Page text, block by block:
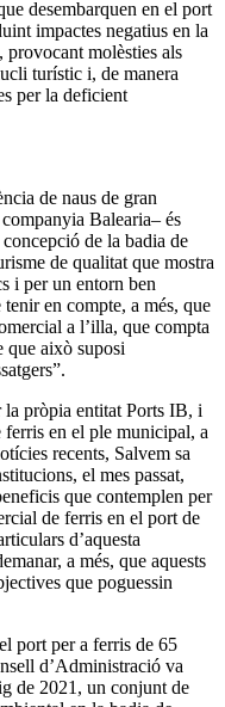
desembarquen en el port
impactes negatius en la
provocant molèsties als
turístic i, de manera
per la deficient
de naus de gran
Balearia– és
de la badia de
de qualitat que mostra
i per un entorn ben
en compte, a més, que
a l’illa, que compta
que això suposi
la pròpia entitat Ports IB, i
en el ple municipal, a
recents, Salvem sa
el mes passat,
que contemplen per
de ferris en el port de
d’aquesta
a més, que aquests
que poguessin
port per a ferris de 65
d’Administració va
de 2021, un conjunt de